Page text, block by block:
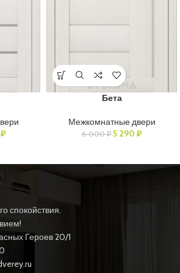
₽
Бета
Межкомнатные двери
6 000₽ 5 290 ₽
спокойствия.
Героев 20/1